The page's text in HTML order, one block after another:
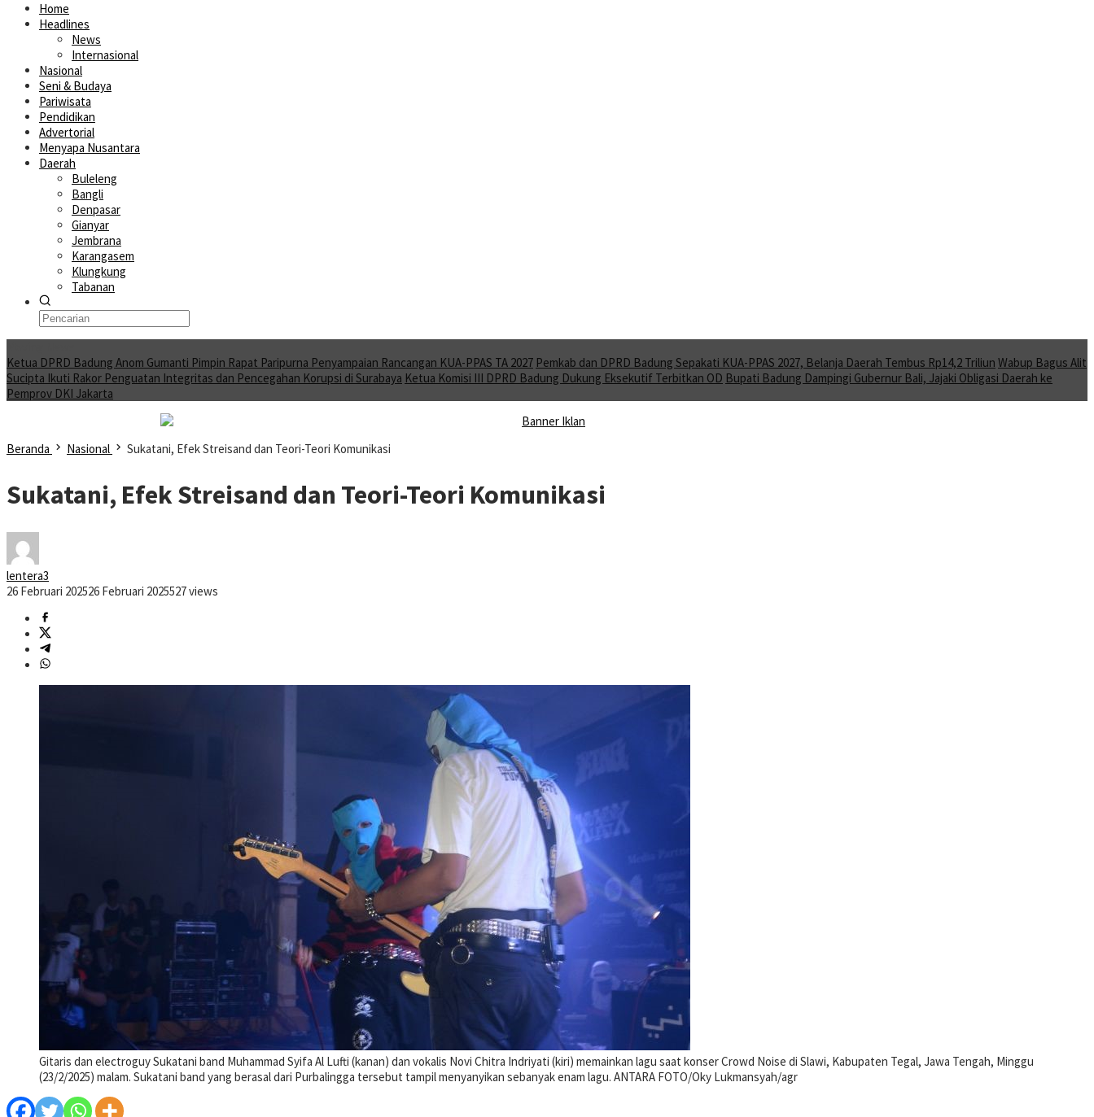
Home
Headlines
News
Internasional
Nasional
Seni & Budaya
Pariwisata
Pendidikan
Advertorial
Menyapa Nusantara
Daerah
Buleleng
Bangli
Denpasar
Gianyar
Jembrana
Karangasem
Klungkung
Tabanan
Ketua DPRD Badung Anom Gumanti Pimpin Rapat Paripurna Penyampaian Rancangan KUA-PPAS TA 2027 Pemkab dan DPRD Badung Sepakati KUA-PPAS 2027, Belanja Daerah Tembus Rp14,2 Triliun Wabup Bagus Alit
Sucipta Ikuti Rakor Penguatan Integritas dan Pencegahan Korupsi di Surabaya Ketua Komisi III DPRD Badung Dukung Eksekutif Terbitkan OD Bupati Badung Dampingi Gubernur Bali, Jajaki Obligasi Daerah ke
Pemprov DKI Jakarta
Beranda Nasional Sukatani, Efek Streisand dan Teori-Teori Komunikasi
Sukatani, Efek Streisand dan Teori-Teori Komunikasi
lentera3
26 Februari 202526 Februari 2025527 views
Gitaris dan electroguy Sukatani band Muhammad Syifa Al Lufti (kanan) dan vokalis Novi Chitra Indriyati (kiri) memainkan lagu saat konser Crowd Noise di Slawi, Kabupaten Tegal, Jawa Tengah, Minggu
(23/2/2025) malam. Sukatani band yang berasal dari Purbalingga tersebut tampil menyanyikan sebanyak enam lagu. ANTARA FOTO/Oky Lukmansyah/agr